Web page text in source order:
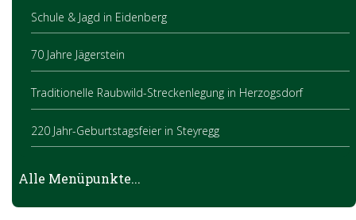
Schule & Jagd in Eidenberg
70 Jahre Jägerstein
Traditionelle Raubwild-Streckenlegung in Herzogsdorf
220 Jahr-Geburtstagsfeier in Steyregg
Jagd im Dialog – Landesrätin Michaela Langer-Weninger traf
Alle Menüpunkte...